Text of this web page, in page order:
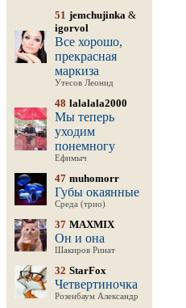
51 jemchujinka &
igorvol
Все хорошо,
прекрасная
маркиза
Утесов Леонид
48 lalalala2000
Мы теперь
уходим
понемногу
Ефимыч
47 muhomorr
Губы окаянные
Среда (трио)
37 MAXMIX
Он и она
Шакиров Ринат
32 StarFox
Четвертиночка
Розенбаум Александр